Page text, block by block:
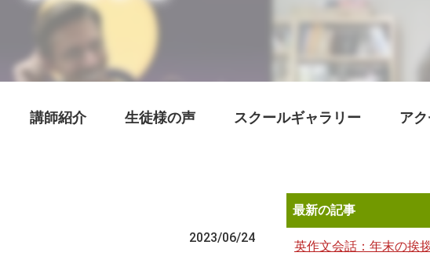
講師紹介 生徒様の声 スクールギャラリー ア
2023/06/24
最新の記事
英作文会話：年末の挨